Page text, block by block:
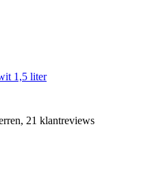
1,5 liter
21 klantreviews